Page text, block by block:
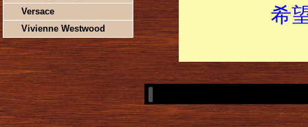
Versace
Vivienne Westwood
希